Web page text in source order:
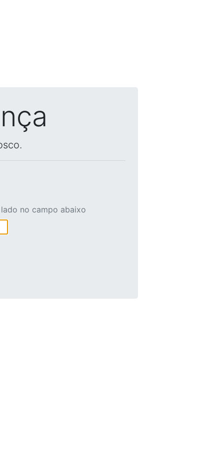
no campo abaixo